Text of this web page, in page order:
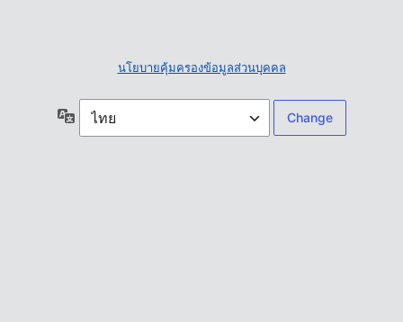
นโยบายคุ้มครองข้อมูลส่วนบุคคล
ภาษา